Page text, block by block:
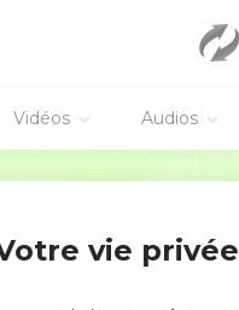
Vidéos Audios
DE
vie